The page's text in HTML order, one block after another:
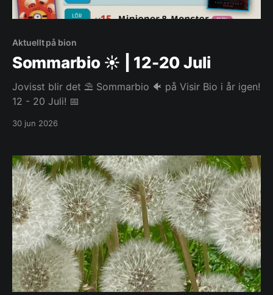
Aktuellt på bion
Sommarbio ☀️ | 12-20 Juli
Jovisst blir det ⛱️ Sommarbio 🐠 på Visir Bio i år igen!
12 - 20 Juli! 📅
30 jun 2026